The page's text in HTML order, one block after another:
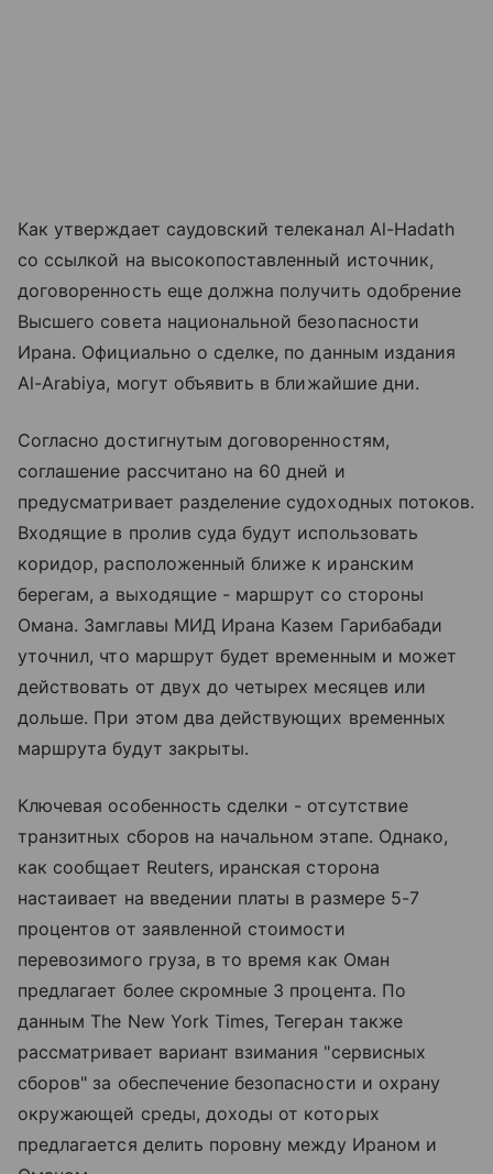
Как утверждает саудовский телеканал Al-Hadath
со ссылкой на высокопоставленный источник,
договоренность еще должна получить одобрение
Высшего совета национальной безопасности
Ирана. Официально о сделке, по данным издания
Al-Arabiya, могут объявить в ближайшие дни.
Согласно достигнутым договоренностям,
соглашение рассчитано на 60 дней и
предусматривает разделение судоходных потоков.
Входящие в пролив суда будут использовать
коридор, расположенный ближе к иранским
берегам, а выходящие - маршрут со стороны
Омана. Замглавы МИД Ирана Казем Гарибабади
уточнил, что маршрут будет временным и может
действовать от двух до четырех месяцев или
дольше. При этом два действующих временных
маршрута будут закрыты.
Ключевая особенность сделки - отсутствие
транзитных сборов на начальном этапе. Однако,
как сообщает Reuters, иранская сторона
настаивает на введении платы в размере 5-7
процентов от заявленной стоимости
перевозимого груза, в то время как Оман
предлагает более скромные 3 процента. По
данным The New York Times, Тегеран также
рассматривает вариант взимания "сервисных
сборов" за обеспечение безопасности и охрану
окружающей среды, доходы от которых
предлагается делить поровну между Ираном и